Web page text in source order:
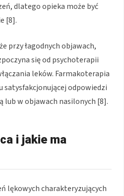
dlatego opieka może być
[8].
przy łagodnych objawach,
się od psychoterapii
leków. Farmakoterapia
satysfakcjonującej odpowiedzi
lub w objawach nasilonych [8].
i jakie ma
lękowych charakteryzujących